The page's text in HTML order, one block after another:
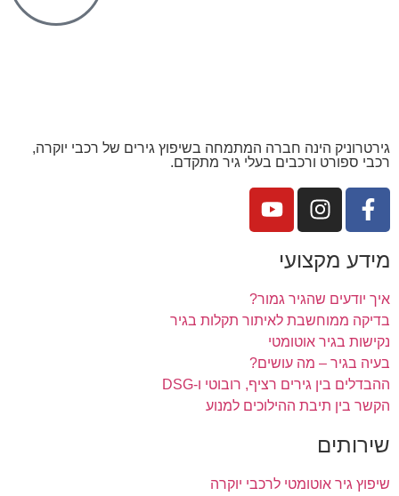
גירטרוניק הינה חברה המתמחה בשיפוץ גירים של רכבי יוקרה,
רכבי ספורט ורכבים בעלי גיר מתקדם.
מידע מקצועי
איך יודעים שהגיר גמור?
בדיקה ממוחשבת לאיתור תקלות בגיר
נקישות בגיר אוטומטי
בעיה בגיר – מה עושים?
ההבדלים בין גירים רציף, רובוטי ו-DSG
הקשר בין תיבת ההילוכים למנוע
שירותים
שיפוץ גיר אוטומטי לרכבי יוקרה